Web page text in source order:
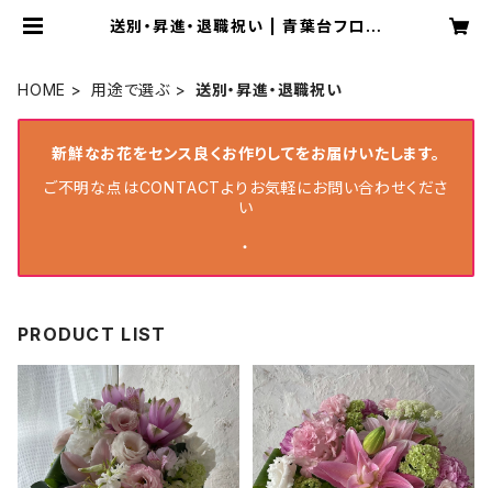
送別・昇進・退職祝い | 青葉台フロー
HOME 用途で選ぶ 送別・昇進・退職祝い
新鮮なお花をセンス良くお作りしてをお届けいたします。
ご不明な点はCONTACTよりお気軽にお問い合わせくださ
い
・
PRODUCT LIST